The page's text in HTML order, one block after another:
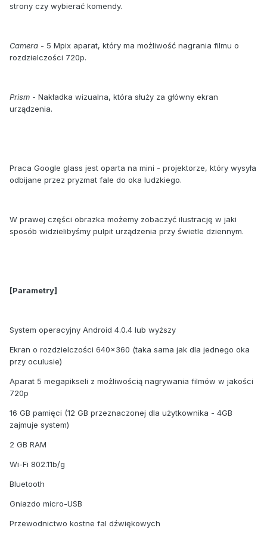
strony czy wybierać komendy.
Camera - 5 Mpix aparat, który ma możliwość nagrania filmu o
rozdzielczości 720p.
Prism - Nakładka wizualna, która służy za główny ekran
urządzenia.
Praca Google glass jest oparta na mini - projektorze, który wysyła
odbijane przez pryzmat fale do oka ludzkiego.
W prawej części obrazka możemy zobaczyć ilustrację w jaki
sposób widzielibyśmy pulpit urządzenia przy świetle dziennym.
[Parametry]
System operacyjny Android 4.0.4 lub wyższy
Ekran o rozdzielczości 640x360 (taka sama jak dla jednego oka
przy oculusie)
Aparat 5 megapikseli z możliwością nagrywania filmów w jakości
720p
16 GB pamięci (12 GB przeznaczonej dla użytkownika - 4GB
zajmuje system)
2 GB RAM
Wi-Fi 802.11b/g
Bluetooth
Gniazdo micro-USB
Przewodnictwo kostne fal dźwiękowych